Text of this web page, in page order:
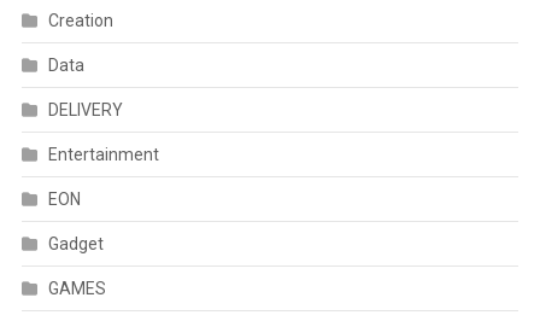
Creation
Data
DELIVERY
Entertainment
EON
Gadget
GAMES